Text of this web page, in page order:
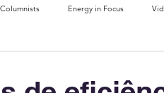
Energy in Focus
ESG Index